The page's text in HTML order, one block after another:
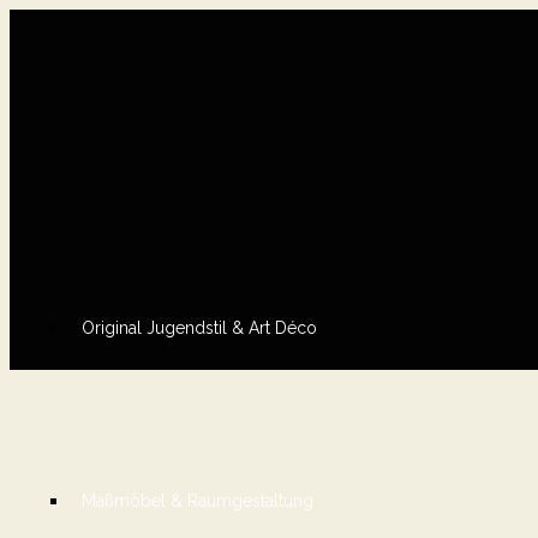
Original Jugendstil & Art Déco
Maßmöbel & Raumgestaltung